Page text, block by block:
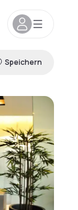
Speichern